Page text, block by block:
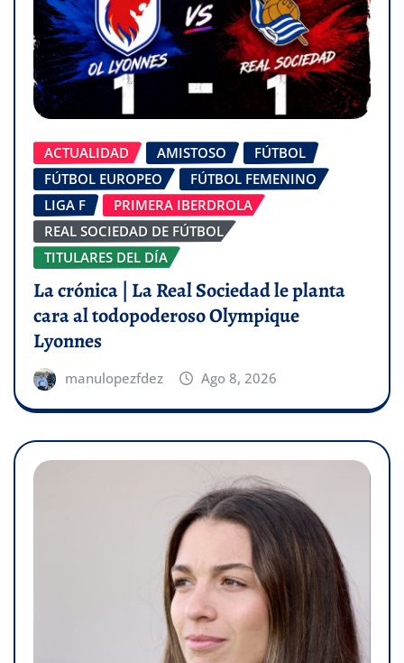
ACTUALIDAD AMISTOSO
FÚTBOL
FÚTBOL EUROPEO
FÚTBOL FEMENINO
LIGA F
PRIMERA IBERDROLA
REAL SOCIEDAD DE FÚTBOL
TITULARES DEL DÍA
La crónica | La Real Sociedad le planta
cara al todopoderoso Olympique
Lyonnes
manulopezfdez Ago 8, 2026